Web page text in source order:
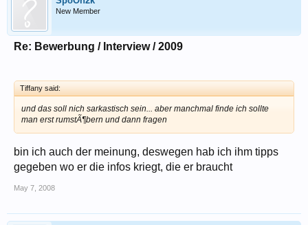
New Member
Re: Bewerbung / Interview / 2009
Tiffany said:
und das soll nich sarkastisch sein... aber manchmal finde ich sollte
man erst rumstÃ¶bern und dann fragen
bin ich auch der meinung, deswegen hab ich ihm tipps
gegeben wo er die infos kriegt, die er braucht
May 7, 2008